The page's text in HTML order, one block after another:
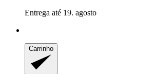
Entrega até 19. agosto
Carrinho